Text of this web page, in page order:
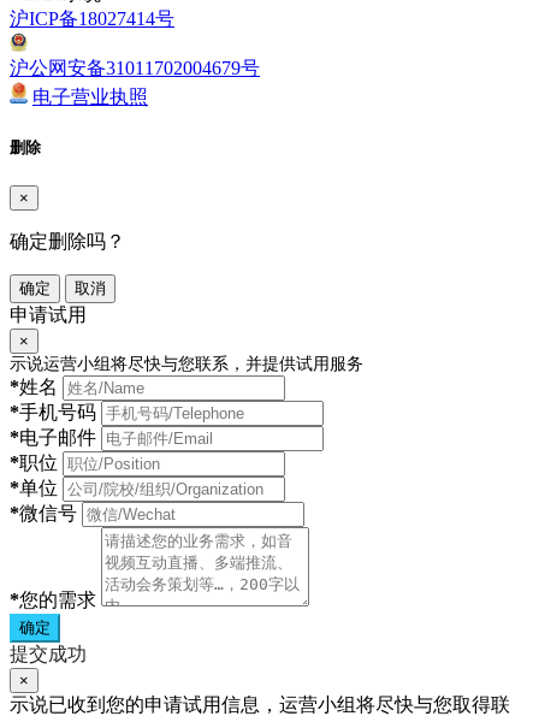
沪ICP备18027414号
沪公网安备31011702004679号
电子营业执照
删除
×
确定删除吗？
确定 取消
申请试用
×
示说运营小组将尽快与您联系，并提供试用服务
*姓名
*手机号码
*电子邮件
*职位
*单位
*微信号
*您的需求
确定
提交成功
×
示说已收到您的申请试用信息，运营小组将尽快与您取得联